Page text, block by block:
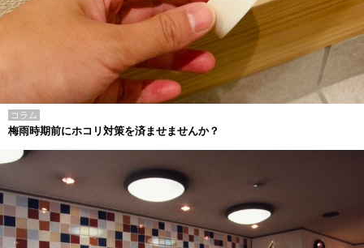
コラム
梅雨時期前にホコリ対策を済ませませんか？